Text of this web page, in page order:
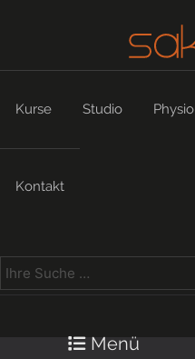
Kurse Studio Physio
Kontakt
Menü